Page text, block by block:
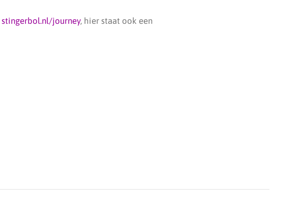
stingerbol.nl/journey, hier staat ook een